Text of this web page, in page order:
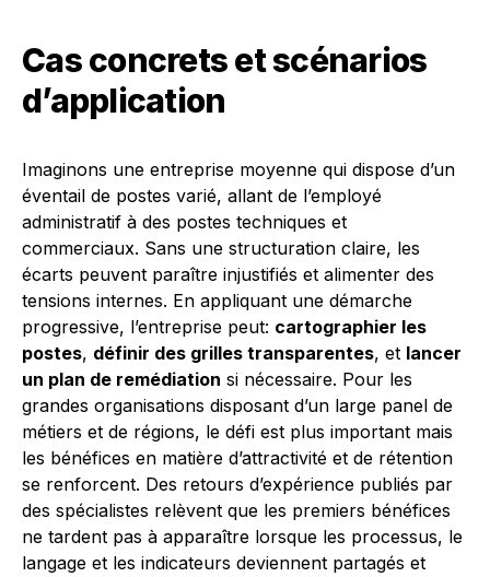
Cas concrets et scénarios
d’application
Imaginons une entreprise moyenne qui dispose d’un
éventail de postes varié, allant de l’employé
administratif à des postes techniques et
commerciaux. Sans une structuration claire, les
écarts peuvent paraître injustifiés et alimenter des
tensions internes. En appliquant une démarche
progressive, l’entreprise peut: cartographier les
postes, définir des grilles transparentes, et lancer
un plan de remédiation si nécessaire. Pour les
grandes organisations disposant d’un large panel de
métiers et de régions, le défi est plus important mais
les bénéfices en matière d’attractivité et de rétention
se renforcent. Des retours d’expérience publiés par
des spécialistes relèvent que les premiers bénéfices
ne tardent pas à apparaître lorsque les processus, le
langage et les indicateurs deviennent partagés et